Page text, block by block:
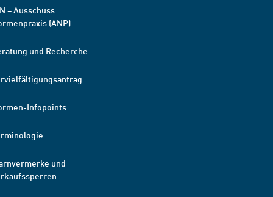
– Ausschuss
(ANP)
und Recherche
Infopoints
und